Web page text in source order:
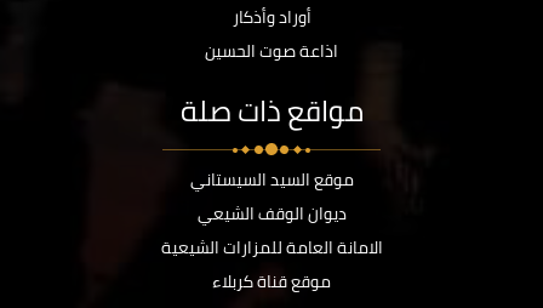
أوراد وأذكار
اذاعة صوت الحسين
مواقع ذات صلة
موقع السيد السيستاني
ديوان الوقف الشيعي
الامانة العامة للمزارات الشيعية
موقع قناة كربلاء